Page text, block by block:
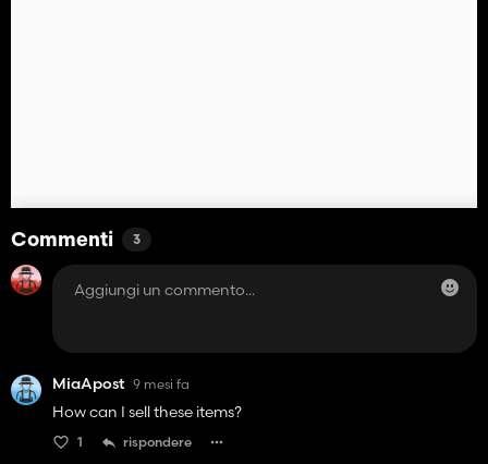
Commenti 3
MiaApost 9 mesi fa
How can I sell these items?
1 rispondere